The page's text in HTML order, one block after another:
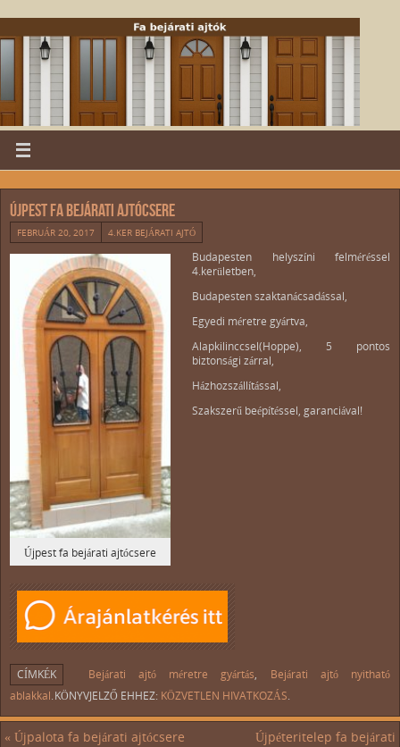
Újpest fa bejárati ajtócsere
FEBRUÁR 20, 2017 4.KER BEJÁRATI AJTÓ
Újpest fa bejárati ajtócsere
Budapesten helyszíni felméréssel
4.kerületben,
Budapesten szaktanácsadással,
Egyedi méretre gyártva,
Alapkilinccsel(Hoppe), 5 pontos
biztonsági zárral,
Házhozszállítással,
Szakszerű beépítéssel, garanciával!
CÍMKÉK Bejárati ajtó méretre gyártás, Bejárati ajtó nyitható
ablakkal.KÖNYVJELZŐ EHHEZ: KÖZVETLEN HIVATKOZÁS.
« Újpalota fa bejárati ajtócsere
Újpéteritelep fa bejárati